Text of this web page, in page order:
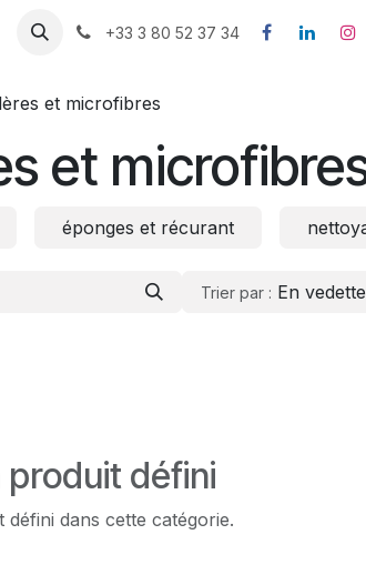
Rendez-vous Contactez-nous
+33 3 80 52 37 34
et microfibres
et
éponges et récurant
Trier par : En vedette
produit défini
dans cette catégorie.